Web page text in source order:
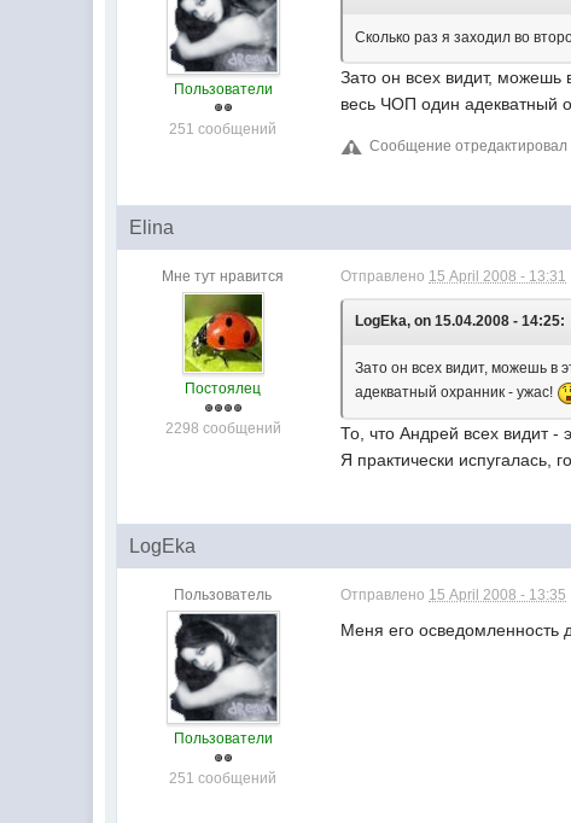
Пользователи
251 сообщений
Сколько раз я заходил во
Зато он всех видит, можешь
весь ЧОП один адекватный
Сообщение отредактировал
Elina
Мне тут нравится
Постоялец
2298 сообщений
Отправлено 15 April 2008 - 13:31
LogEka, on 15.04.2008 - 14:25:
Зато он всех видит, можешь в
адекватный охранник - ужас!
То, что Андрей всех видит -
Я практически испугалась,
LogEka
Пользователь
Пользователи
251 сообщений
Отправлено 15 April 2008 - 13:35
Меня его осведомленность